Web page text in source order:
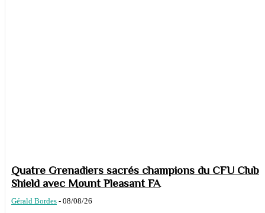
Quatre Grenadiers sacrés champions du CFU Club
Shield avec Mount Pleasant FA
Gérald Bordes - 08/08/26